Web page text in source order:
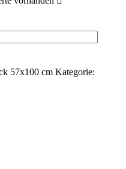
57x100 cm Kategorie: